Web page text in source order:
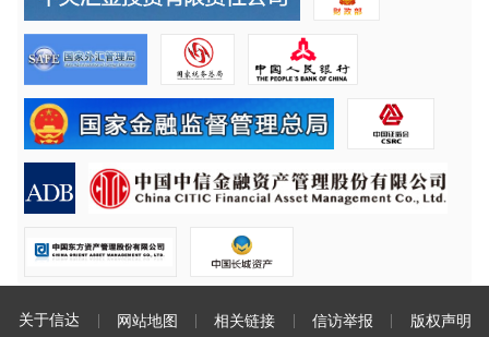
关于信达 网站地图 相关链接 信访举报 版权声明